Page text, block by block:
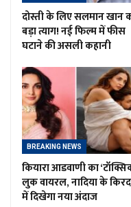
दोस्ती के लिए सलमान खान
बड़ा त्याग! नई फिल्म में फीस
घटाने की असली कहानी
BREAKING NEWS
कियारा आडवाणी का
लुक वायरल, नादिया के
में दिखेगा नया अंदाज